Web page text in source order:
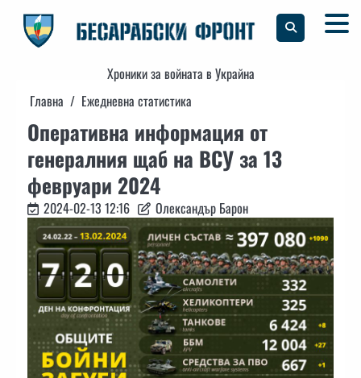
content
Хроники за войната в Украйна
Главна
Ежедневна статистика
Оперативна информация от
генералния щаб на ВСУ за 13
февруари 2024
2024-02-13 12:16 Олександър Барон